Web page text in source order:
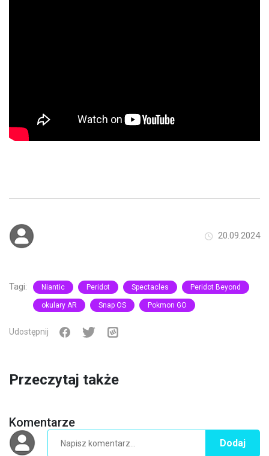
20.09.2024
Tagi: Niantic Peridot Spectacles Peridot Beyond
okulary AR Snap OS Pokmon GO
Udostępnij
Przeczytaj także
Komentarze
Dodaj